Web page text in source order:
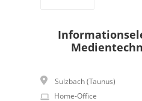
Sulzbach (Taunus)
Home-Office